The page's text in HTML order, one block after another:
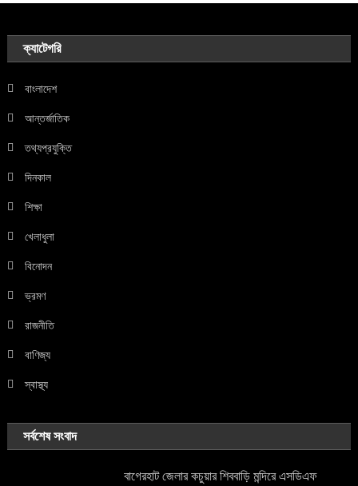
ক্যাটেগরি
বাংলাদেশ
আন্তর্জাতিক
তথ্যপ্রযুক্তি
দিনকাল
শিক্ষা
খেলাধুলা
বিনোদন
ভ্রমণ
রাজনীতি
বাণিজ্য
স্বাস্থ্য
সর্বশেষ সংবাদ
বাগেরহাট জেলার কচুয়ার শিববাড়ি মন্দিরে এসডিএফ